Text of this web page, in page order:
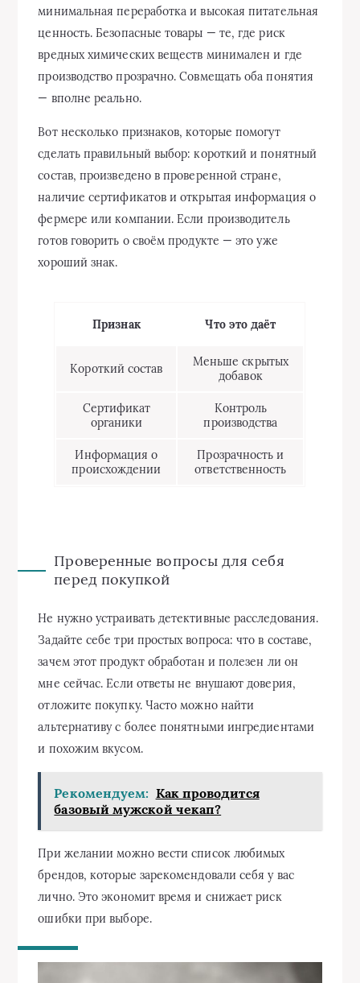
минимальная переработка и высокая питательная
ценность. Безопасные товары — те, где риск
вредных химических веществ минимален и где
производство прозрачно. Совмещать оба понятия
— вполне реально.
Вот несколько признаков, которые помогут
сделать правильный выбор: короткий и понятный
состав, произведено в проверенной стране,
наличие сертификатов и открытая информация о
фермере или компании. Если производитель
готов говорить о своём продукте — это уже
хороший знак.
Признак Что это даёт
Короткий состав
Меньше скрытых
добавок
Сертификат
органики
Контроль
производства
Информация о
происхождении
Прозрачность и
ответственность
Проверенные вопросы для себя
перед покупкой
Не нужно устраивать детективные расследования.
Задайте себе три простых вопроса: что в составе,
зачем этот продукт обработан и полезен ли он
мне сейчас. Если ответы не внушают доверия,
отложите покупку. Часто можно найти
альтернативу с более понятными ингредиентами
и похожим вкусом.
Рекомендуем: Как проводится
базовый мужской чекап?
При желании можно вести список любимых
брендов, которые зарекомендовали себя у вас
лично. Это экономит время и снижает риск
ошибки при выборе.